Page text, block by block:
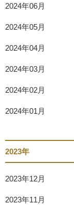
2024年06月
2024年05月
2024年04月
2024年03月
2024年02月
2024年01月
2023年
2023年12月
2023年11月